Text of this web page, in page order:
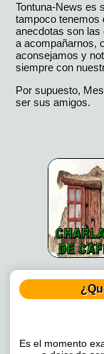
Tontuna-News es
tampoco tenemos
anecdotas son las
a acompañarnos,
aconsejamos y
siempre con
Por supuesto,
ser sus amigos.
Es el momento